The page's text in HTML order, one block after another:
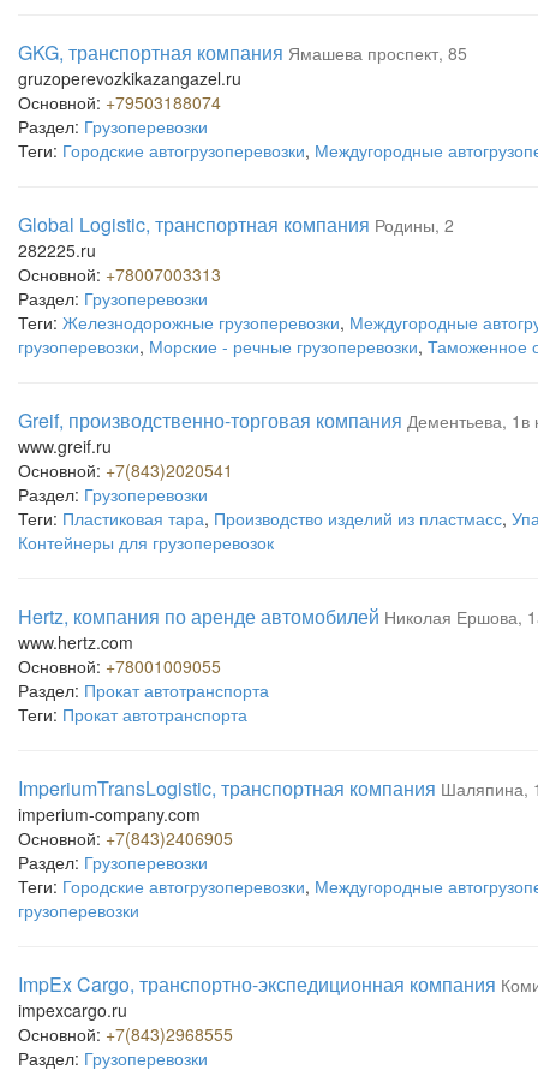
GKG, транспортная компания Ямашева проспект, 85
gruzoperevozkikazangazel.ru
Основной: +79503188074
Раздел: Грузоперевозки
Теги: Городские автогрузоперевозки, Междугородные
Global Logistic, транспортная компания Родины, 2
282225.ru
Основной: +78007003313
Раздел: Грузоперевозки
Теги: Железнодорожные грузоперевозки, Междугородные
грузоперевозки, Морские - речные грузоперевозки, Таможенное
Greif, производственно-торговая компания Дементьева, 1в
www.greif.ru
Основной: +7(843)2020541
Раздел: Грузоперевозки
Теги: Пластиковая тара, Производство изделий из пластмасс,
Контейнеры для грузоперевозок
Hertz, компания по аренде автомобилей Николая Ершова,
www.hertz.com
Основной: +78001009055
Раздел: Прокат автотранспорта
Теги: Прокат автотранспорта
ImperiumTransLogistic, транспортная компания Шаляпина,
imperium-company.com
Основной: +7(843)2406905
Раздел: Грузоперевозки
Теги: Городские автогрузоперевозки, Междугородные
грузоперевозки
ImpEx Cargo, транспортно-экспедиционная компания
impexcargo.ru
Основной: +7(843)2968555
Раздел: Грузоперевозки